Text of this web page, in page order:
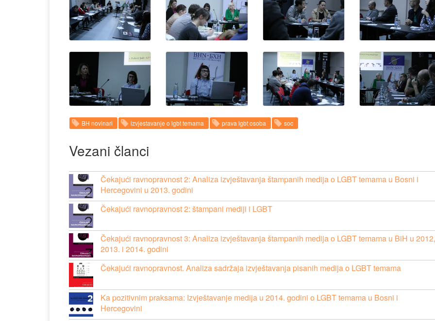
BH novinari izvjestavanje o lgbt temama prava lgbt osoba soc
Vezani članci
Čekajući ravnopravnost 2: Analiza izvještavanja štampanih medija o LGBT temama u Bosni i
Hercegovini u 2013. godini
Čekajući ravnopravnost 2: štampani mediji i LGBT
Čekajući ravnopravnost 3: Analiza izvještavanja štampanih medija o LGBT temama u BiH u 2012,
2013. i 2014. godini
Čekajući ravnopravnost. Analiza sadržaja izvještavanja pisanih medija o LGBT temama
Ka pozitivnim praksama: Izvještavanje medija u 2014. godini o LGBT temama u Bosni i
Hercegovini